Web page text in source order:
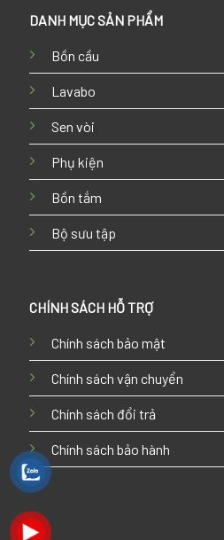
DANH MỤC SẢN PHẨM
Bồn cầu
Lavabo
Sen vòi
Phụ kiện
Bồn tắm
Bộ sưu tập
CHÍNH SÁCH HỖ TRỢ
Chính sách bảo mật
Chính sách vận chuyển
Chính sách đổi trả
Chính sách bảo hành